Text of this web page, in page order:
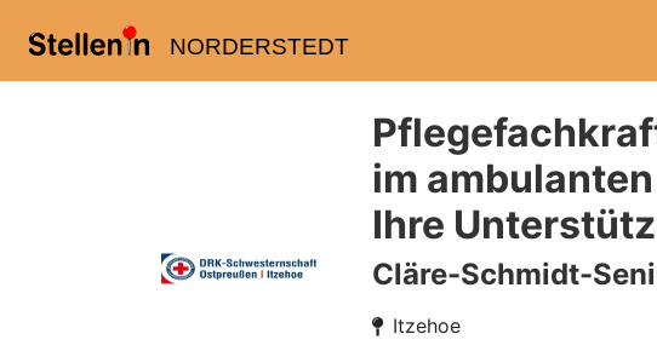
NORDERSTEDT
im
Ihre
Cläre-Schmidt-
Itzehoe